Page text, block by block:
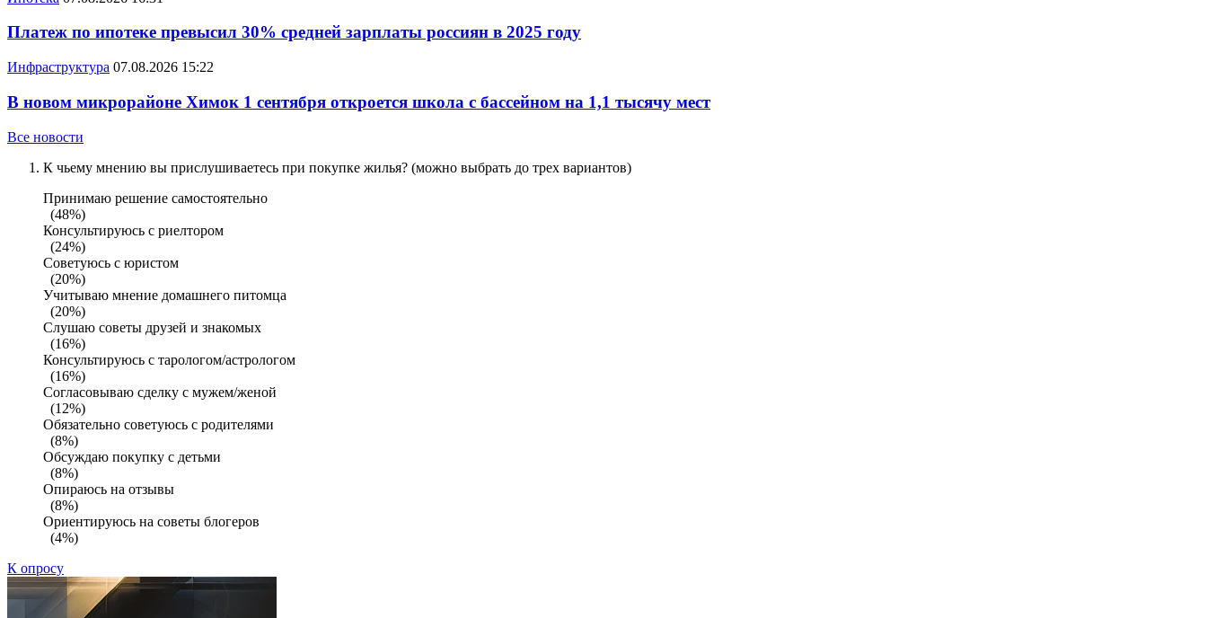
Платеж по ипотеке превысил 30% средней зарплаты россиян в 2025 году
Инфраструктура 07.08.2026 15:22
В новом микрорайоне Химок 1 сентября откроется школа с бассейном на 1,1 тысячу мест
Все новости
К чьему мнению вы прислушиваетесь при покупке жилья? (можно выбрать до трех вариантов)
Принимаю решение самостоятельно
(48%)
Консультируюсь с риелтором
(24%)
Советуюсь с юристом
(20%)
Учитываю мнение домашнего питомца
(20%)
Слушаю советы друзей и знакомых
(16%)
Консультируюсь с тарологом/астрологом
(16%)
Согласовываю сделку с мужем/женой
(12%)
Обязательно советуюсь с родителями
(8%)
Обсуждаю покупку с детьми
(8%)
Опираюсь на отзывы
(8%)
Ориентируюсь на советы блогеров
(4%)
К опросу